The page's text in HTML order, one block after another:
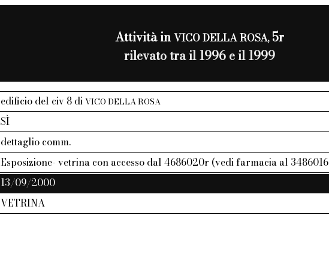
Attività inVICO DELLA ROSA,5r
rilevato tra il 1996 e il 1999
edificio del civ 8 diVICO DELLA ROSA
SÌ
dettaglio comm.
Esposizione- vetrina con accesso dal 4686020r (vedi farmacia al
13/09/2000
VETRINA